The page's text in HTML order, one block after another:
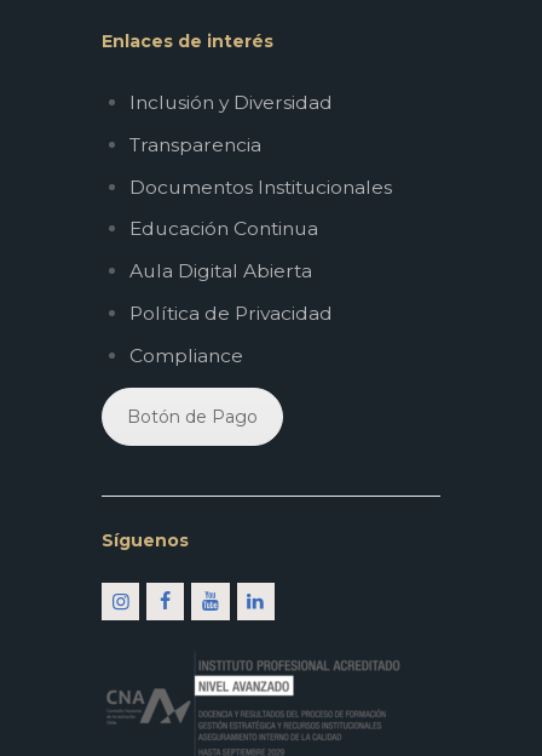
Enlaces de interés
Inclusión y Diversidad
Transparencia
Documentos Institucionales
Educación Continua
Aula Digital Abierta
Política de Privacidad
Compliance
Botón de Pago
Síguenos